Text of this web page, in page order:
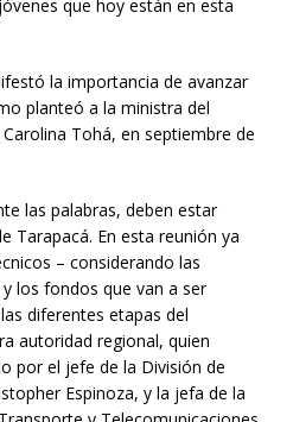
que hoy están en esta
la importancia de avanzar
planteó a la ministra del
Tohá, en septiembre de
las palabras, deben estar
Tarapacá. En esta reunión ya
– considerando las
los fondos que van a ser
diferentes etapas del
autoridad regional, quien
por el jefe de la División de
Espinoza, y la jefa de la